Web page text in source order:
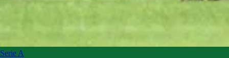
Serie A